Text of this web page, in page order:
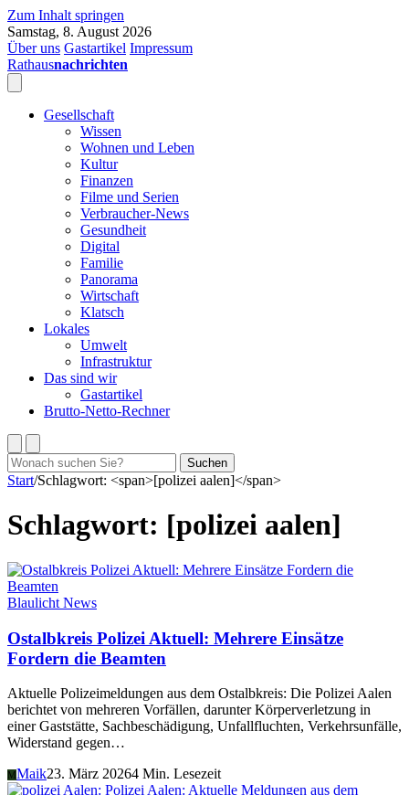
Zum Inhalt springen
Samstag, 8. August 2026
Über uns Gastartikel Impressum
Rathausnachrichten
Gesellschaft
Wissen
Wohnen und Leben
Kultur
Finanzen
Filme und Serien
Verbraucher-News
Gesundheit
Digital
Familie
Panorama
Wirtschaft
Klatsch
Lokales
Umwelt
Infrastruktur
Das sind wir
Gastartikel
Brutto-Netto-Rechner
Suchen
nach:
Suchen
Start/Schlagwort: <span>[polizei aalen]</span>
Schlagwort: [polizei aalen]
Blaulicht News
Ostalbkreis Polizei Aktuell: Mehrere Einsätze
Fordern die Beamten
Aktuelle Polizeimeldungen aus dem Ostalbkreis: Die Polizei Aalen
berichtet von mehreren Vorfällen, darunter Körperverletzung in
einer Gaststätte, Sachbeschädigung, Unfallfluchten, Verkehrsunfälle,
Widerstand gegen…
M Maik23. März 20264 Min. Lesezeit